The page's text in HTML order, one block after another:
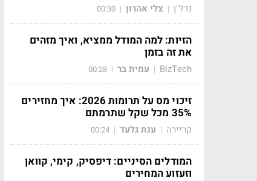
נדל"ן | צלי אהרון |
00:30
הזיות: למה המודל ממציא, ואיך מזהים
את זה בזמן
BizTech
| עמית בר |
00:28
זיכוי מס על תרומות 2026: איך מחזירים
35% מכל שקל שתרמתם
קריירה | ענת גלעד |
00:24
המודלים הסיניים: דיפסיק, קימי, קוואן
וזעזוע המחירים